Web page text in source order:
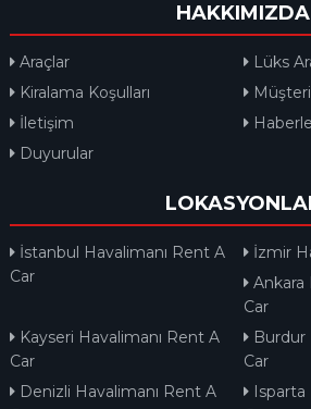
HAKKIMIZDA
Araçlar
Lüks
Kiralama Koşulları
Müşteri
İletişim
Duyurular
İstanbul Havalimanı Rent A
Car
İzmir
Ankara
Car
Kayseri Havalimanı Rent A
Car
Burdur
Car
Denizli Havalimanı Rent A
Isparta